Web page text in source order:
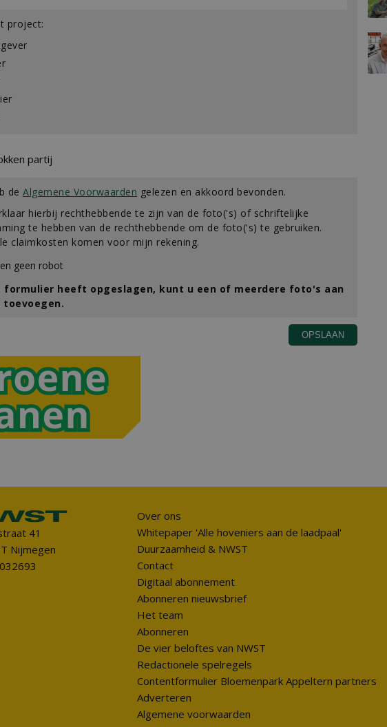
project:
partij
de Algemene Voorwaarden gelezen en akkoord bevonden.
hierbij rechthebbende te zijn van de foto('s) of schriftelijke
te hebben van de rechthebbende om de foto('s) te gebruiken.
claimkosten komen voor mijn rekening.
formulier heeft opgeslagen, kunt u een of meerdere foto's aan
41
Nijmegen
Over ons
Whitepaper 'Alle hoveniers aan de laadpaal'
Duurzaamheid & NWST
Contact
Digitaal abonnement
Abonneren nieuwsbrief
Het team
Abonneren
De vier beloftes van NWST
Redactionele spelregels
Contentformulier Bloemenpark Appeltern partners
Adverteren
Algemene voorwaarden